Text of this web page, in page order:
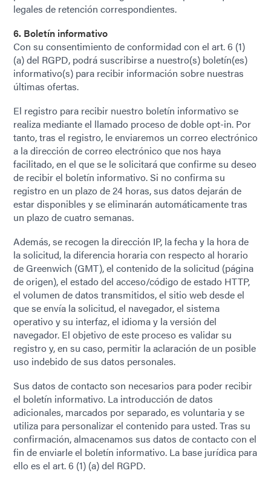
legales de retención correspondientes.
6. Boletín informativo
Con su consentimiento de conformidad con el art. 6 (1)
(a) del RGPD, podrá suscribirse a nuestro(s) boletín(es)
informativo(s) para recibir información sobre nuestras
últimas ofertas.
El registro para recibir nuestro boletín informativo se
realiza mediante el llamado proceso de doble opt-in. Por
tanto, tras el registro, le enviaremos un correo electrónico
a la dirección de correo electrónico que nos haya
facilitado, en el que se le solicitará que confirme su deseo
de recibir el boletín informativo. Si no confirma su
registro en un plazo de 24 horas, sus datos dejarán de
estar disponibles y se eliminarán automáticamente tras
un plazo de cuatro semanas.
Además, se recogen la dirección IP, la fecha y la hora de
la solicitud, la diferencia horaria con respecto al horario
de Greenwich (GMT), el contenido de la solicitud (página
de origen), el estado del acceso/código de estado HTTP,
el volumen de datos transmitidos, el sitio web desde el
que se envía la solicitud, el navegador, el sistema
operativo y su interfaz, el idioma y la versión del
navegador. El objetivo de este proceso es validar su
registro y, en su caso, permitir la aclaración de un posible
uso indebido de sus datos personales.
Sus datos de contacto son necesarios para poder recibir
el boletín informativo. La introducción de datos
adicionales, marcados por separado, es voluntaria y se
utiliza para personalizar el contenido para usted. Tras su
confirmación, almacenamos sus datos de contacto con el
fin de enviarle el boletín informativo. La base jurídica para
ello es el art. 6 (1) (a) del RGPD.